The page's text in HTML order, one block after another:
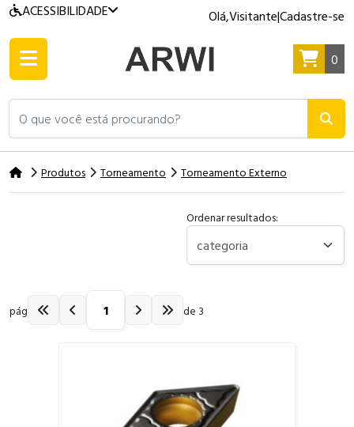
ACESSIBILIDADE Olá,Visitante|Cadastre-se
O que você está procurando?
0
Produtos Torneamento Torneamento Externo
Ordenar resultados:
pág de 3